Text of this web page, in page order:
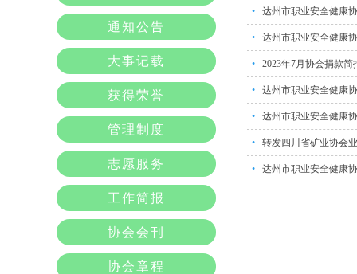
通知公告
大事记载
获得荣誉
管理制度
志愿服务
工作简报
协会会刊
协会章程
• 达州市职业安全健康
• 达州市职业安全健康
• 2023年7月协会捐款简
• 达州市职业安全健康
• 达州市职业安全健康
• 转发四川省矿业协会
• 达州市职业安全健康